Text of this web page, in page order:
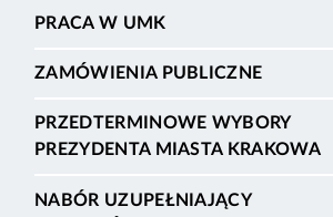
PRACA W UMK
ZAMÓWIENIA PUBLICZNE
PRZEDTERMINOWE WYBORY
PREZYDENTA MIASTA KRAKOWA
NABÓR UZUPEŁNIAJĄCY